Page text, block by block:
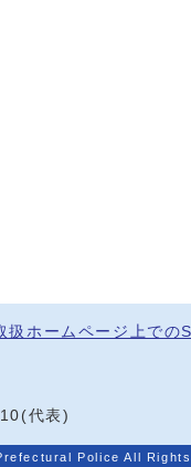
扱ホームページ上での
(代表)
Police All Rights